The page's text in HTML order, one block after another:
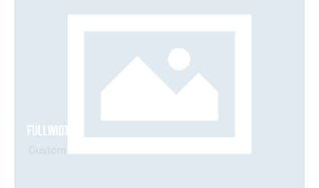
Fullwidth
Custom